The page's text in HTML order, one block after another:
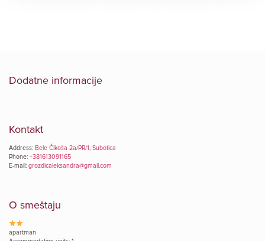
Dodatne informacije
Kontakt
Address: Bele Čikoša 2a/PR/1, Subotica
Phone: +381613091165
E-mail: grozdicaleksandra@gmail.com
O smeštaju
apartman